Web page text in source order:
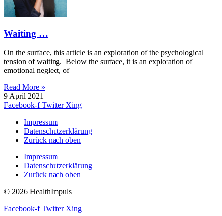
Waiting …
On the surface, this article is an exploration of the psychological
tension of waiting. Below the surface, it is an exploration of
emotional neglect, of
Read More »
9 April 2021
Facebook-f Twitter Xing
Impressum
Datenschutzerklärung
Zurück nach oben
Impressum
Datenschutzerklärung
Zurück nach oben
© 2026 HealthImpuls
Facebook-f Twitter Xing